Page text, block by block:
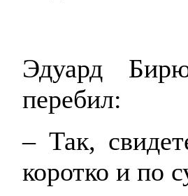
Эдуард
перебил:
– Так,
коротко и по